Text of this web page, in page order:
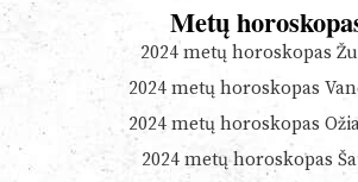
Metų
2024 metų horoskopas
2024 metų horoskopas
2024 metų horoskopas
2024 metų horoskopas